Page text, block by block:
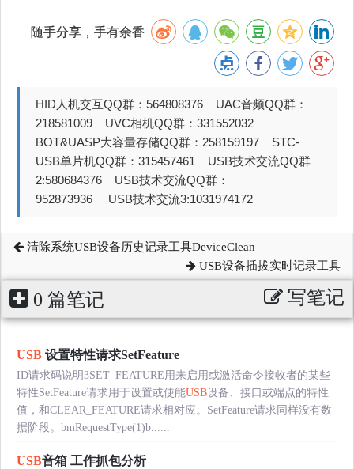
随手分享，手有余香
HID人机交互QQ群：564808376 UAC音频QQ群：
218581009 UVC相机QQ群：331552032
BOT&UASP大容量存储QQ群：258159197 STC-
USB单片机QQ群：315457461 USB技术交流QQ群
2:580684376 USB技术交流QQ群：
952873936 USB技术交流3:1031974172
清除系统USB设备历史记录工具DeviceClean
USB设备插拔实时记录工具
0 篇笔记 写笔记
USB 设置特性请求SetFeature
ID请求码说明3SET_FEATURE用来启用或激活命令接收者的某些
特性SetFeature请求用于设置或使能USB设备、接口或端点的特性
值，和CLEAR_FEATURE请求相对应。SetFeature请求同样没有数
据阶段。bmRequestType(1)b......
USB音箱 工作抓包分析